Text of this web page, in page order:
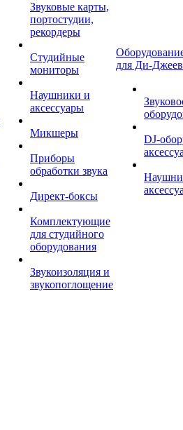
Звуковые карты,
портостудии,
рекордеры
Студийные
мониторы
Наушники и
аксессуары
Микшеры
Приборы
обработки звука
Директ-боксы
Комплектующие
для студийного
оборудования
Звукоизоляция и
звукопоглощение
для Ди-Джеев
DJ-